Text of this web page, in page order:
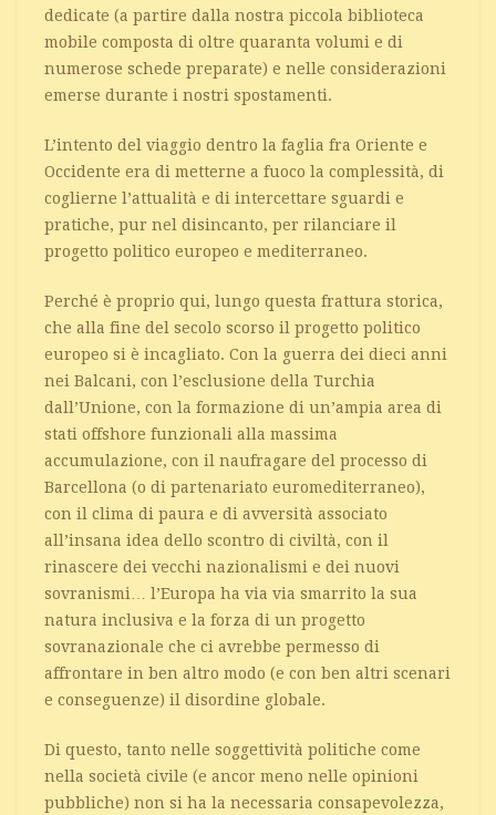
dedicate (a partire dalla nostra piccola biblioteca
mobile composta di oltre quaranta volumi e di
numerose schede preparate) e nelle considerazioni
emerse durante i nostri spostamenti.
L’intento del viaggio dentro la faglia fra Oriente e
Occidente era di metterne a fuoco la complessità, di
coglierne l’attualità e di intercettare sguardi e
pratiche, pur nel disincanto, per rilanciare il
progetto politico europeo e mediterraneo.
Perché è proprio qui, lungo questa frattura storica,
che alla fine del secolo scorso il progetto politico
europeo si è incagliato. Con la guerra dei dieci anni
nei Balcani, con l’esclusione della Turchia
dall’Unione, con la formazione di un’ampia area di
stati offshore funzionali alla massima
accumulazione, con il naufragare del processo di
Barcellona (o di partenariato euromediterraneo),
con il clima di paura e di avversità associato
all’insana idea dello scontro di civiltà, con il
rinascere dei vecchi nazionalismi e dei nuovi
sovranismi… l’Europa ha via via smarrito la sua
natura inclusiva e la forza di un progetto
sovranazionale che ci avrebbe permesso di
affrontare in ben altro modo (e con ben altri scenari
e conseguenze) il disordine globale.
Di questo, tanto nelle soggettività politiche come
nella società civile (e ancor meno nelle opinioni
pubbliche) non si ha la necessaria consapevolezza,